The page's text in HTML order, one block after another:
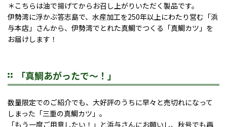
＊こちらは油で揚げてからお召し上がりいただく製品です。
伊勢湾に浮かぶ答志島で、水産加工を250年以上にわたり営む「浜
与本店」さんから、伊勢湾でとれた真鯛でつくる「真鯛カツ」を
お届けします！
「真鯛あがったで～！」
数量限定でのご紹介でも、大好評のうちに早々と売切れになって
しまった「三重の真鯛カツ」。
「もう一度ご用意したい！」と浜与さんにお願いし、秋号でも再